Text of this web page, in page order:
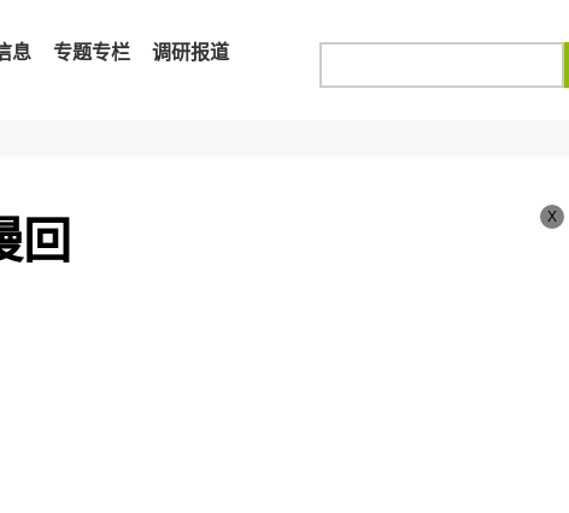
息 专题专栏 调研报道
回
X